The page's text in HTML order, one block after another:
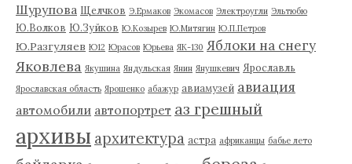
Шурупова Щелчков Э.Ермаков Экомасов Электроугли Эльтюбю
Ю.Волков Ю.Зуйков Ю.Козырев Ю.Митягин Ю.П.Петров
Ю.Разгуляев Ю12 Юрасов Юрьева ЯК-130 Яблоки на снегу
Яковлева Якушина Яндульская Янин Янушкевич Ярославль
Ярославская область Ярошенко абажур авиамузей авиация
автомобили автопортрет аз грешный
архивы архитектура астра африканцы бабье лето